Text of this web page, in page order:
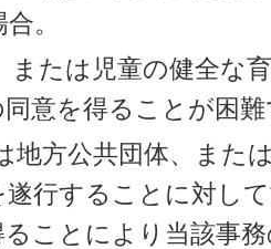
。
または児童の健全な
意を得ることが困
地方公共団体、また
行することに対し
ことにより当該事